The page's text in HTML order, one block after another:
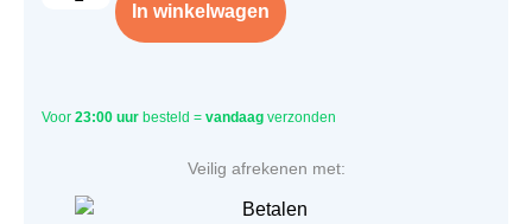
In winkelwagen
Voor 23:00 uur besteld = vandaag verzonden
Veilig afrekenen met: